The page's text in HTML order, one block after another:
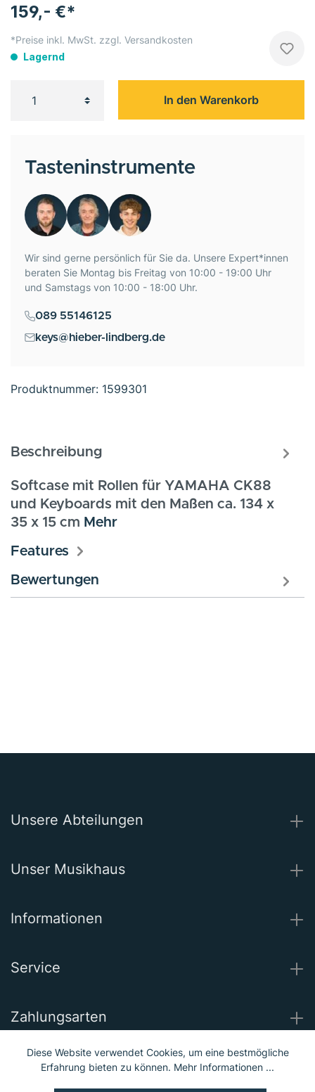
159,- €*
*Preise inkl. MwSt. zzgl. Versandkosten
Lagernd
In den Warenkorb
Produktnummer: 1599301
Tasteninstrumente
Wir sind gerne persönlich für Sie da. Unsere Expert*innen
beraten Sie Montag bis Freitag von 10:00 - 19:00 Uhr
und Samstags von 10:00 - 18:00 Uhr.
089 55146125
keys@hieber-lindberg.de
Beschreibung
Softcase mit Rollen für YAMAHA CK88
und Keyboards mit den Maßen ca. 134 x
35 x 15 cm Mehr
Features
Bewertungen
Unsere Abteilungen
Unser Musikhaus
Informationen
Service
Zahlungsarten
Wir versenden mit
Diese Website verwendet Cookies, um eine bestmögliche
Erfahrung bieten zu können. Mehr Informationen ...